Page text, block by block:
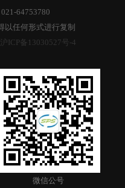
64753780
以任何形式进行复制
沪ICP备13030527号-4
微信公号